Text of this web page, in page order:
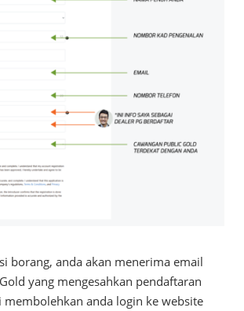
borang, anda akan menerima email
yang mengesahkan pendaftaran
membolehkan anda login ke website